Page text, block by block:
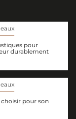
pour
durablement
pour son